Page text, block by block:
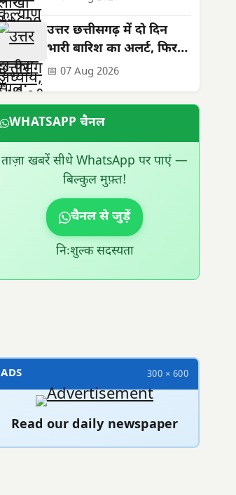
उत्तर छत्तीसगढ़ में दो दिन
भारी बारिश का अलर्ट, फिर
थमेगा जोर
📅 07 Aug 2026
WHATSAPP चैनल
ताज़ा खबरें सीधे WhatsApp पर पाएं —
बिल्कुल मुफ़्त!
चैनल से जुड़ें
निःशुल्क सदस्यता
ADS 300 × 600
Read our daily newspaper